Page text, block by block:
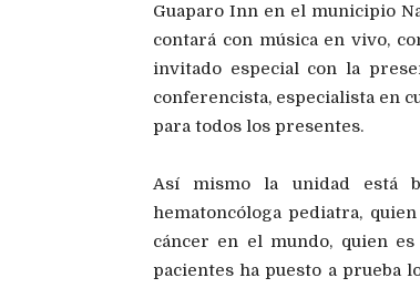
Guaparo Inn en el municipio
contará con música en vivo,
invitado especial con la
conferencista, especialista en
para todos los presentes.
Así mismo la unidad está
hematoncóloga pediatra,
cáncer en el mundo, quien
pacientes ha puesto a prueba